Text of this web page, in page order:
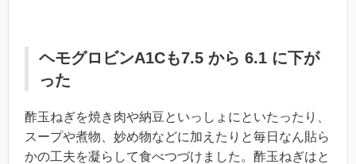
ヘモグロビンA1Cも7.5 から 6.1 に下が
った
酢玉ねぎを焼き肉や納豆といっしょにといたったり、
スープや煮物、妙め物などに加えたりと毎日なん貼ら
かの工夫を凝らして食べつづけました。酢玉ねぎはと